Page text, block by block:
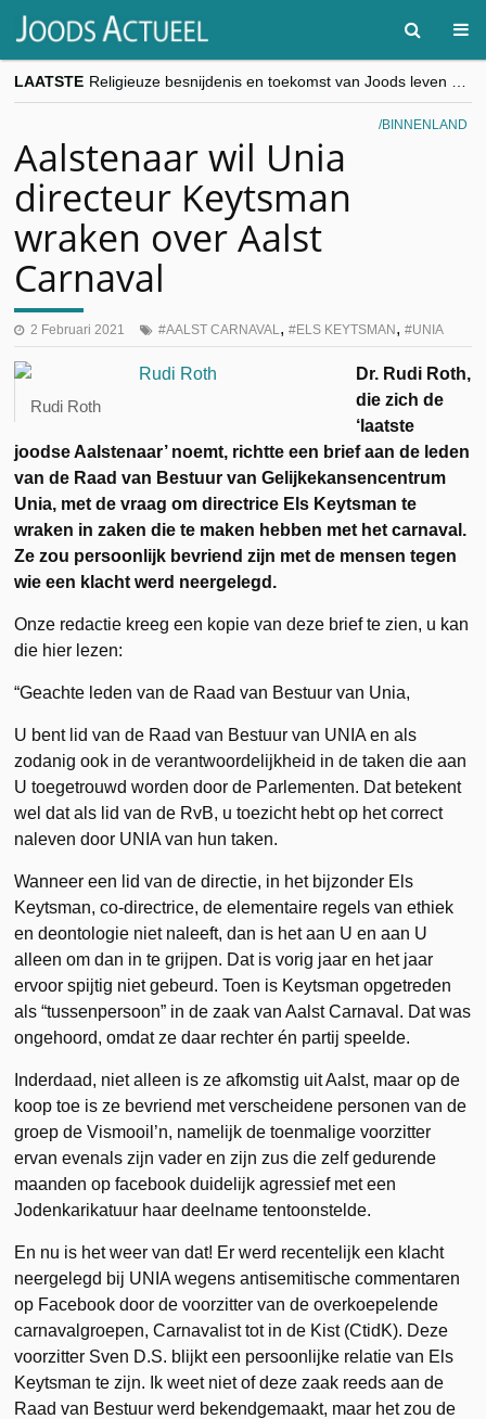
LAATSTE
“Besnijdenisdebat toont hoe moeilijk seculiere Westen minderheden begrijpt”, Jinnih Beels (Vooruit)
CITYTRIP | ROEMENIË – Boekarest: de verrassing van Oost-Europa
BINNENLAND
Aalstenaar wil Unia
directeur Keytsman
wraken over Aalst
Carnaval
2 Februari 2021 AALST CARNAVAL, ELS KEYTSMAN , UNIA
Rudi Roth
Dr. Rudi Roth,
die zich de
‘laatste
joodse Aalstenaar’ noemt, richtte een brief aan de leden
van de Raad van Bestuur van Gelijkekansencentrum
Unia, met de vraag om directrice Els Keytsman te
wraken in zaken die te maken hebben met het carnaval.
Ze zou persoonlijk bevriend zijn met de mensen tegen
wie een klacht werd neergelegd.
Onze redactie kreeg een kopie van deze brief te zien, u kan
die hier lezen:
“Geachte leden van de Raad van Bestuur van Unia,
U bent lid van de Raad van Bestuur van UNIA en als
zodanig ook in de verantwoordelijkheid in de taken die aan
U toegetrouwd worden door de Parlementen. Dat betekent
wel dat als lid van de RvB, u toezicht hebt op het correct
naleven door UNIA van hun taken.
Wanneer een lid van de directie, in het bijzonder Els
Keytsman, co-directrice, de elementaire regels van ethiek
en deontologie niet naleeft, dan is het aan U en aan U
alleen om dan in te grijpen. Dat is vorig jaar en het jaar
ervoor spijtig niet gebeurd. Toen is Keytsman opgetreden
als “tussenpersoon” in de zaak van Aalst Carnaval. Dat was
ongehoord, omdat ze daar rechter én partij speelde.
Inderdaad, niet alleen is ze afkomstig uit Aalst, maar op de
koop toe is ze bevriend met verscheidene personen van de
groep de Vismooil’n, namelijk de toenmalige voorzitter
ervan evenals zijn vader en zijn zus die zelf gedurende
maanden op facebook duidelijk agressief met een
Jodenkarikatuur haar deelname tentoonstelde.
En nu is het weer van dat! Er werd recentelijk een klacht
neergelegd bij UNIA wegens antisemitische commentaren
op Facebook door de voorzitter van de overkoepelende
carnavalgroepen, Carnavalist tot in de Kist (CtidK). Deze
voorzitter Sven D.S. blijkt een persoonlijke relatie van Els
Keytsman te zijn. Ik weet niet of deze zaak reeds aan de
Raad van Bestuur werd bekendgemaakt, maar het zou de